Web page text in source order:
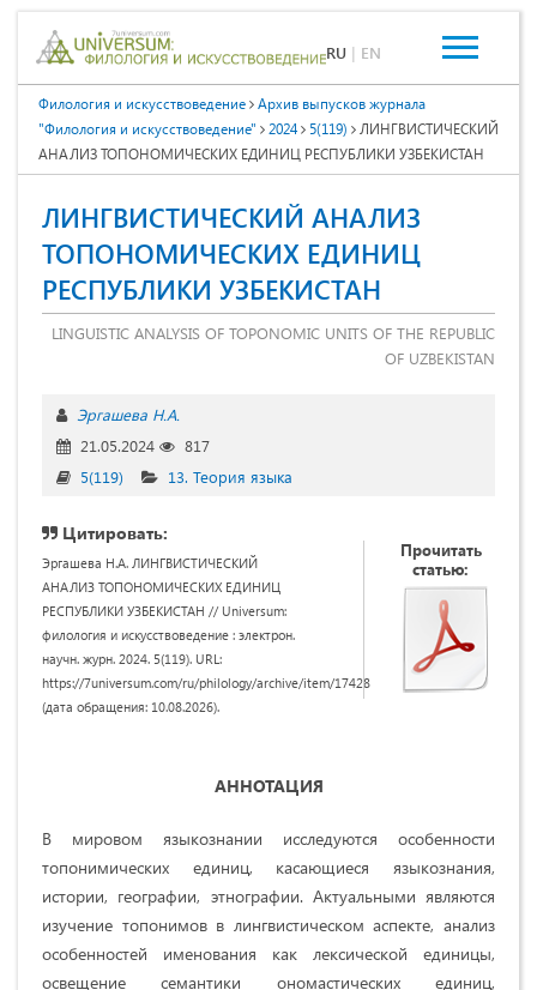
RU | EN
Филология и искусствоведение
Архив выпусков журнала
"Филология и искусствоведение"
2024 5(119)
ЛИНГВИСТИЧЕСКИЙ
АНАЛИЗ ТОПОНОМИЧЕСКИХ ЕДИНИЦ РЕСПУБЛИКИ УЗБЕКИСТАН
ЛИНГВИСТИЧЕСКИЙ АНАЛИЗ
ТОПОНОМИЧЕСКИХ ЕДИНИЦ
РЕСПУБЛИКИ УЗБЕКИСТАН
LINGUISTIC ANALYSIS OF TOPONOMIC UNITS OF THE REPUBLIC
OF UZBEKISTAN
Эргашева Н.А.
21.05.2024
817
5(119)
13. Теория языка
Цитировать:
Эргашева Н.А. ЛИНГВИСТИЧЕСКИЙ
АНАЛИЗ ТОПОНОМИЧЕСКИХ ЕДИНИЦ
РЕСПУБЛИКИ УЗБЕКИСТАН // Universum:
филология и искусствоведение : электрон.
научн. журн. 2024. 5(119). URL:
https://7universum.com/ru/philology/archive/item/17428
(дата обращения: 10.08.2026).
Прочитать
статью:
АННОТАЦИЯ
В мировом языкознании исследуются особенности
топонимических единиц, касающиеся языкознания,
истории, географии, этнографии. Актуальными являются
изучение топонимов в лингвистическом аспекте, анализ
особенностей именования как лексической единицы,
освещение семантики ономастических единиц,